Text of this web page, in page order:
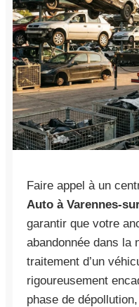
Faire appel à un
Auto à Varennes-
garantir que votre
abandonnée dans la
traitement d’un
rigoureusement
phase de